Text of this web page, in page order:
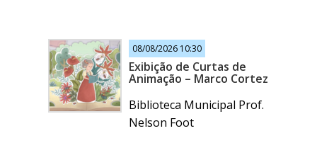
08/08/2026 10:30
Exibição de Curtas de
Animação – Marco Cortez
Biblioteca Municipal Prof.
Nelson Foot